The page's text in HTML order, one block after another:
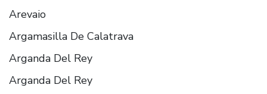
Arevaio
Argamasilla De Calatrava
Arganda Del Rey
Arganda Del Rey